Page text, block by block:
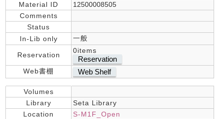
Material ID
12500008505
Comments
Status
In-Lib only
一般
Reservation
0items
Reservation
Web書棚 Web Shelf
Volumes
Library
Seta Library
Location
S-M1F_Open